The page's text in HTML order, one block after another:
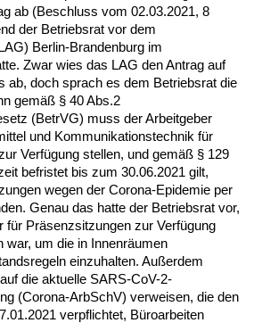
ab (Beschluss vom 02.03.2021, 8
der Betriebsrat vor dem
Berlin-Brandenburg im
Zwar wies das LAG den Antrag auf
ab, doch sprach es dem Betriebsrat die
gemäß § 40 Abs.2
(BetrVG) muss der Arbeitgeber
und Kommunikationstechnik für
Verfügung stellen, und gemäß § 129
befristet bis zum 30.06.2021 gilt,
wegen der Corona-Epidemie per
Genau das hatte der Betriebsrat vor,
für Präsenzsitzungen zur Verfügung
war, um die in Innenräumen
einzuhalten. Außerdem
die aktuelle SARS-CoV-2-
(Corona-ArbSchV) verweisen, die den
verpflichtet, Büroarbeiten